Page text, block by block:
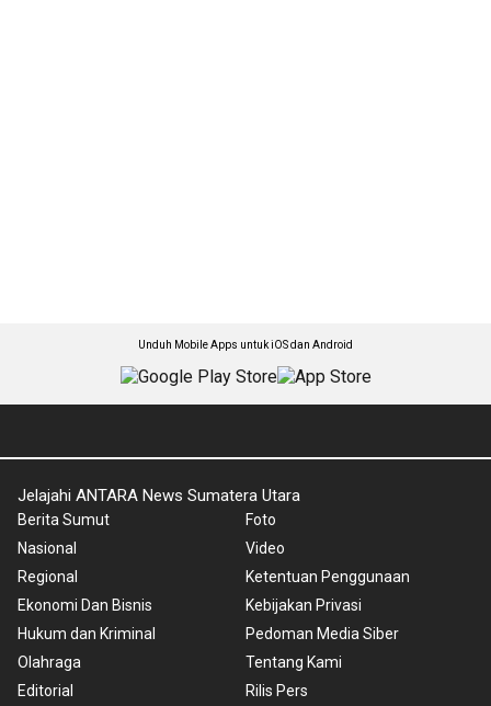
Unduh Mobile Apps untuk iOS dan Android
Jelajahi ANTARA News Sumatera Utara
Berita Sumut
Nasional
Regional
Ekonomi Dan Bisnis
Hukum dan Kriminal
Olahraga
Editorial
Foto
Video
Ketentuan Penggunaan
Kebijakan Privasi
Pedoman Media Siber
Tentang Kami
Rilis Pers